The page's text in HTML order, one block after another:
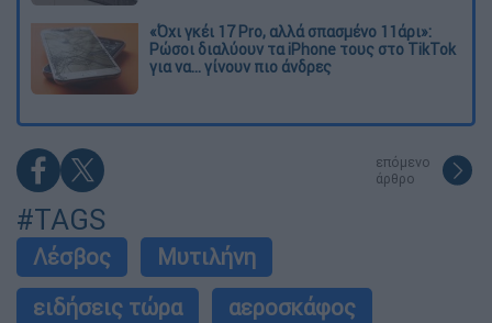
«Όχι γκέι 17 Pro, αλλά σπασμένο 11άρι»:
Ρώσοι διαλύουν τα iPhone τους στο TikTok
για να... γίνουν πιο άνδρες
επόμενο
άρθρο
#TAGS
Λέσβος
Μυτιλήνη
ειδήσεις τώρα
αεροσκάφος